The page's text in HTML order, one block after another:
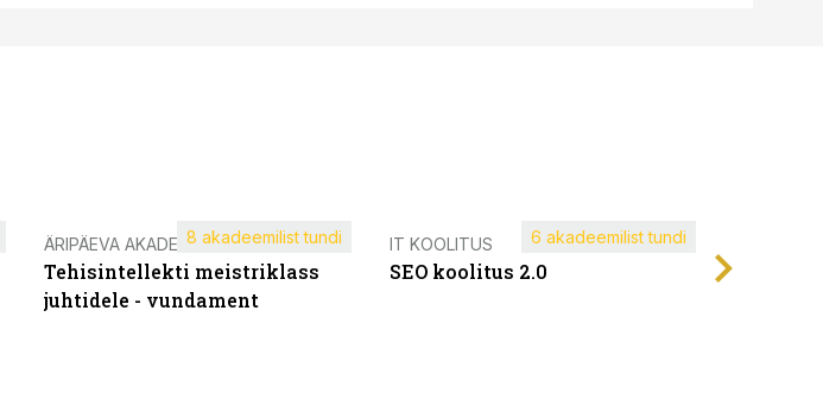
ÄRIPÄEVA AKADEEMIA
Tehisintellekti meistriklass
juhtidele - vundament
8 akadeemilist tundi IT KOOLITUS
SEO koolitus 2.0
6 akadeemilist tundi